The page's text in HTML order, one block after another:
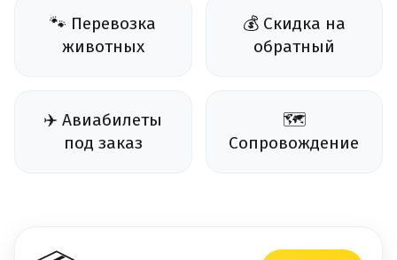
🐾 Перевозка
животных
💰 Скидка на
обратный
✈️ Авиабилеты
под заказ
🗺️
Сопровождение